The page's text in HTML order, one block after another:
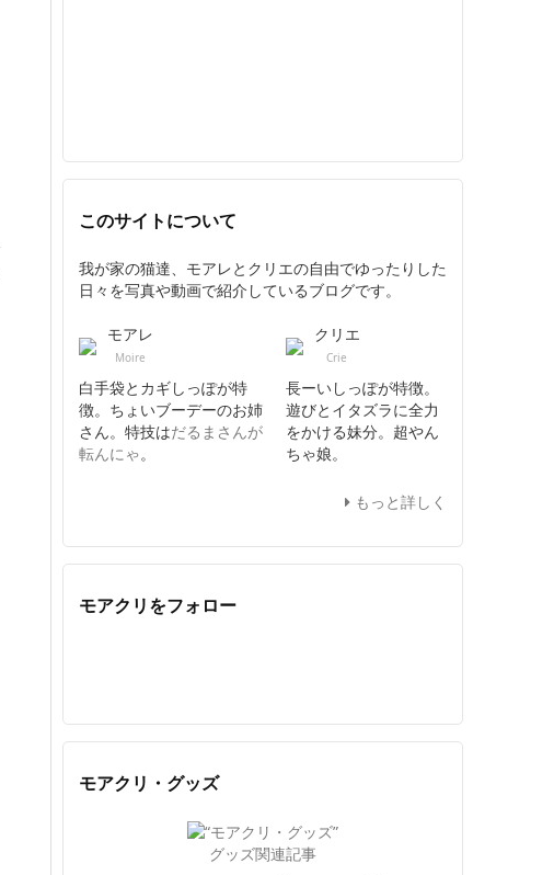
このサイトについて
我が家の猫達、モアレとクリエの自由でゆったりした
日々を写真や動画で紹介しているブログです。
モアレ
Moire
白手袋とカギしっぽが特
徴。ちょいブーデーのお姉
さん。特技はだるまさんが
転んにゃ。
クリエ
Crie
長ーいしっぽが特徴。
遊びとイタズラに全力
をかける妹分。超やん
ちゃ娘。
もっと詳しく
モアクリをフォロー
モアクリ・グッズ
グッズ関連記事